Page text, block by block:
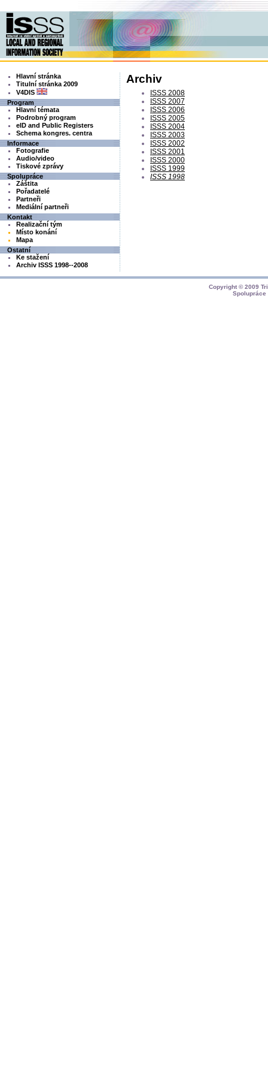
Hlavní stránka
Titulní stránka 2009
V4DIS
Program
Hlavní témata
Podrobný program
eID and Public Registers
Schema kongres. centra
Informace
Fotografie
Audio/video
Tiskové zprávy
Spolupráce
Záštita
Pořadatelé
Partneři
Mediální partneři
Kontakt
Realizační tým
Místo konání
Mapa
Ostatní
Ke stažení
Archiv ISSS 1998--2008
Archiv
ISSS 2008
ISSS 2007
ISSS 2006
ISSS 2005
ISSS 2004
ISSS 2003
ISSS 2002
ISSS 2001
ISSS 2000
ISSS 1999
ISSS 1998
Copyright © 2009